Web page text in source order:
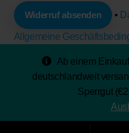
Ab einem
deutschlandweit
Sperrgut
Widerruf absenden •
Allgemeine